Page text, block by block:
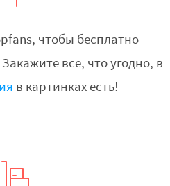
чтобы бесплатно
все, что угодно, в
в картинках есть!